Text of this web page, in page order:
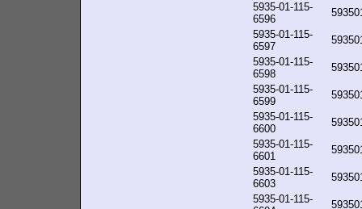
5935-01-115-
6596
5935-01-115-
6597
5935-01-115-
6598
5935-01-115-
6599
5935-01-115-
6600
5935-01-115-
6601
5935-01-115-
6603
5935-01-115-